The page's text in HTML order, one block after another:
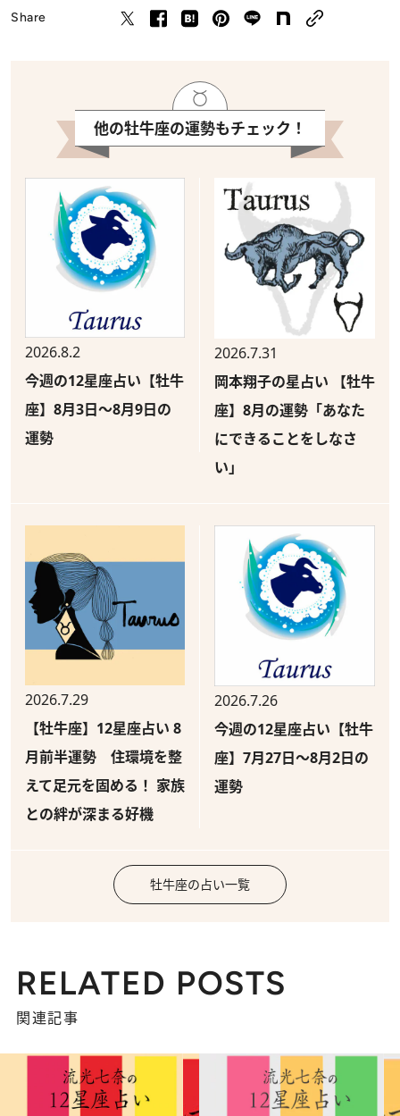
Share
他の牡牛座の運勢もチェック！
2026.8.2
今週の12星座占い【牡牛
座】8月3日～8月9日の
運勢
2026.7.31
岡本翔子の星占い 【牡牛
座】8月の運勢「あなた
にできることをしなさ
い」
2026.7.29
【牡牛座】12星座占い 8
月前半運勢 住環境を整
えて足元を固める！ 家族
との絆が深まる好機
2026.7.26
今週の12星座占い【牡牛
座】7月27日～8月2日の
運勢
牡牛座の占い一覧
RELATED POSTS
関連記事